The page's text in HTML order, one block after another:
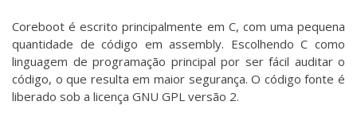
Coreboot é escrito principalmente em C, com uma pequena
quantidade de código em assembly. Escolhendo C como
linguagem de programação principal por ser fácil auditar o
código, o que resulta em maior segurança. O código fonte é
liberado sob a licença GNU GPL versão 2.